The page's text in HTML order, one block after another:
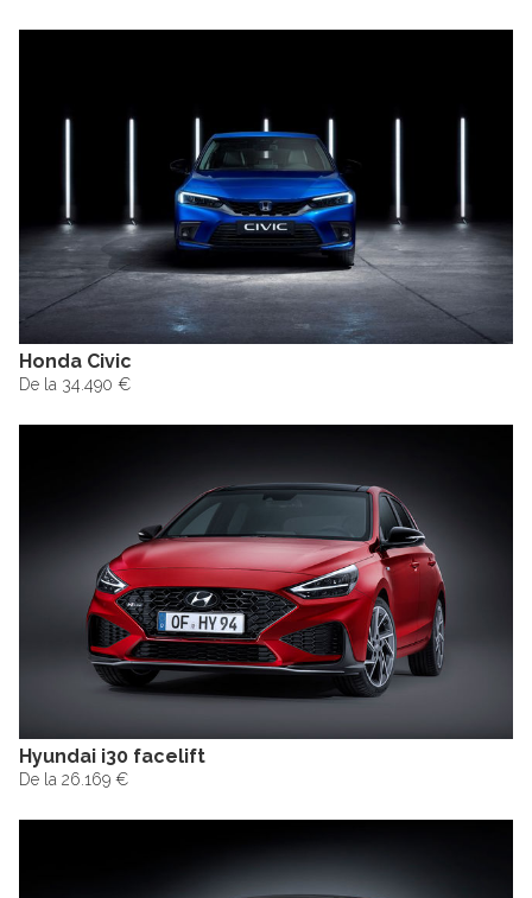
Honda Civic
De la 34.490 €
Hyundai i30 facelift
De la 26.169 €